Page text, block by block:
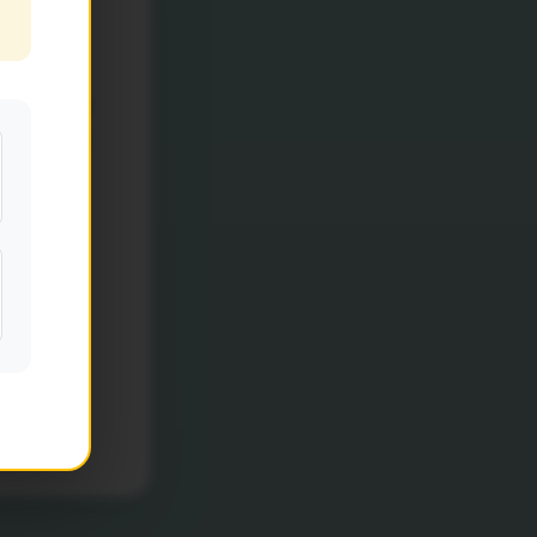
aceitos.